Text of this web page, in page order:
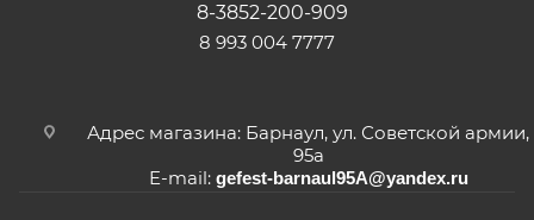
8-3852-200-909
8 993 004 7777
Адрес магазина: Барнаул, ул. Советской армии,
95а
E-mail: gefest-barnaul95A@yandex.ru